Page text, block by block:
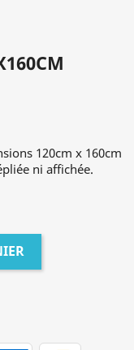
120cm x 160cm
ni affichée.